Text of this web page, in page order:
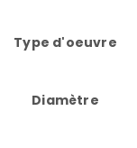
Type d'oeuvre
Diamètre